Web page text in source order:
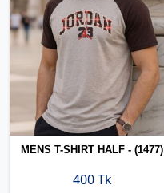
MENS T-SHIRT HALF - (1477)
400 Tk